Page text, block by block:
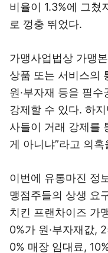
비율이 1.3%에 그쳤
로 껑충 뛰었다.
가맹사업법상 가맹
상품 또는 서비스의
원·부자재 등을 필
강제할 수 있다. 하
사들이 거래 강제를
게 아니냐”라고 의혹
이번에 유통마진 정
맹점주들의 상생 요
치킨 프랜차이즈 가
0%가 원·부자재값,
0% 매장 임대료,